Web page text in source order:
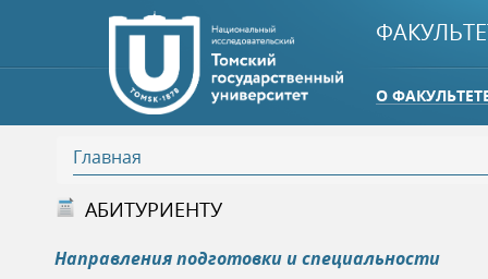
О
В
ы
Главная
АБИТУРИЕНТУ
Направления подготовки и специальности